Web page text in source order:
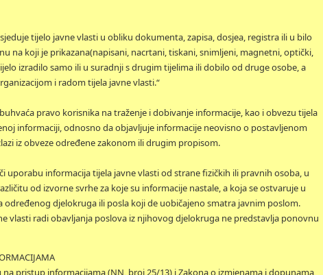
tijelo javne vlasti u obliku dokumenta, zapisa, dosjea, registra ili u bilo
na koji je prikazana(napisani, nacrtani, tiskani, snimljeni, magnetni, optički,
izradilo samo ili u suradnji s drugim tijelima ili dobilo od druge osobe, a
i radom tijela javne vlasti.“
pravo korisnika na traženje i dobivanje informacije, kao i obvezu tijela
informaciji, odnosno da objavljuje informacije neovisno o postavljenom
iz obveze određene zakonom ili drugim propisom.
uporabu informacija tijela javne vlasti od strane fizičkih ili pravnih osoba, u
od izvorne svrhe za koje su informacije nastale, a koja se ostvaruje u
djelokruga ili posla koji de uobičajeno smatra javnim poslom.
vlasti radi obavljanja poslova iz njihovog djelokruga ne predstavlja ponovnu
na pristup informacijama (NN, broj 25/13) i Zakona o izmjenama i dopunama